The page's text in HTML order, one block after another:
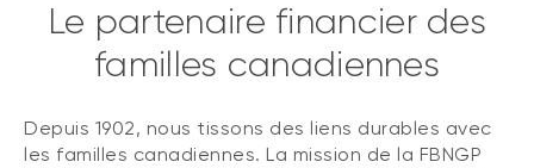
Le partenaire financier des
familles canadiennes
Depuis 1902, nous tissons des liens durables avec
les familles canadiennes. La mission de la FBNGP